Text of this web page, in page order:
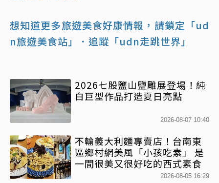
想知道更多旅遊美食好康情報，請鎖定「ud
n旅遊美食站」
．追蹤「udn走跳世界」
2026七股鹽山鹽雕展登場！純
白巨型作品打造夏日亮點
2026-08-07 10:40
不輸義大利麵專賣店！台南東
區鄉村網美風「小孩吃素」 是
一間很美又很好吃的西式素食
2026-08-05 16:29